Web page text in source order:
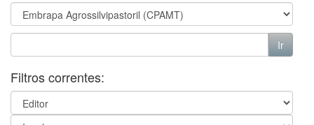
Filtros correntes: